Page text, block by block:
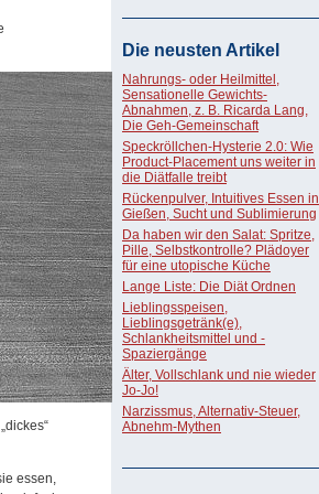
essen,
Die neusten Artikel
Nahrungs- oder Heilmittel,
Sensationelle Gewichts-
Abnahmen, z. B. Ricarda Lang,
Die Geh-Gemeinschaft
Speckröllchen-Hysterie 2.0: Wie
Product-Placement uns weiter in
die Diätfalle treibt
Rückenpulver, Intuitives Essen in
Gießen, Sucht und Sublimierung
Da haben wir den Salat: Spritze,
Pille, Selbstkontrolle? Plädoyer
für eine utopische Küche
Lange Liste: Die Diät Ordnen
Lieblingsspeisen,
Lieblingsgetränk(e),
Schlankheitsmittel und -
Spaziergänge
Älter, Vollschlank und nie wieder
Jo-Jo!
Narzissmus, Alternativ-Steuer,
Abnehm-Mythen